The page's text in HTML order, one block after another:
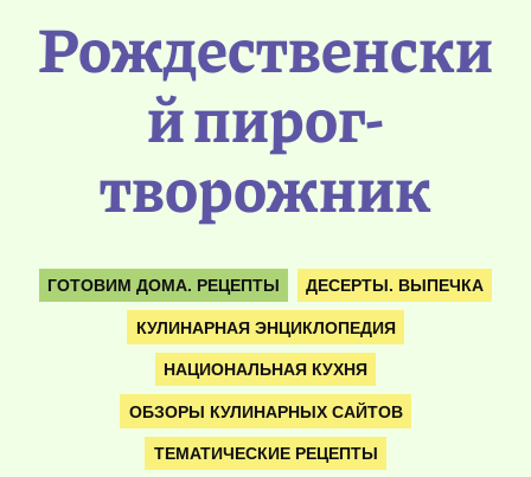
Рождественски
й пирог-
творожник
ГОТОВИМ ДОМА. РЕЦЕПТЫ ДЕСЕРТЫ. ВЫПЕЧКА
КУЛИНАРНАЯ ЭНЦИКЛОПЕДИЯ
НАЦИОНАЛЬНАЯ КУХНЯ
ОБЗОРЫ КУЛИНАРНЫХ САЙТОВ
ТЕМАТИЧЕСКИЕ РЕЦЕПТЫ